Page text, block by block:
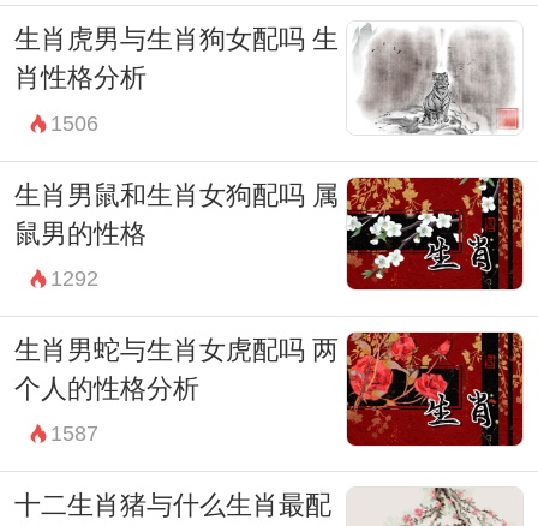
生肖虎男与生肖狗女配吗 生
肖性格分析
1506
生肖男鼠和生肖女狗配吗 属
鼠男的性格
1292
生肖男蛇与生肖女虎配吗 两
个人的性格分析
1587
十二生肖猪与什么生肖最配